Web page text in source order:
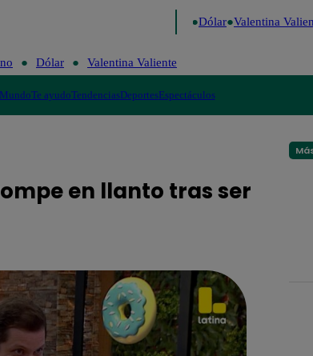
Dólar Valentina
Dólar Valentina Valiente
MundoTe ayudoTendenciasDeportesEspectáculos
en llanto tras ser